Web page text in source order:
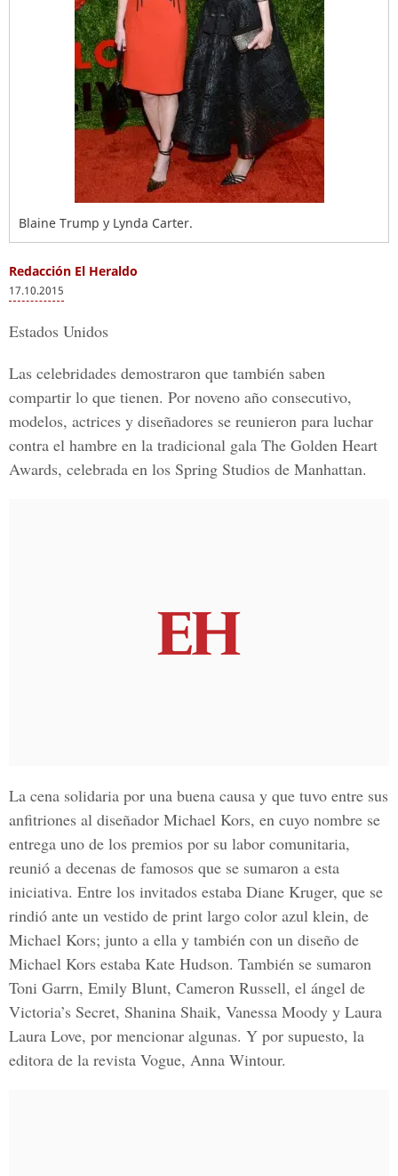
Blaine Trump y Lynda Carter.
Redacción El Heraldo
17.10.2015
Estados Unidos
Las celebridades demostraron que también saben
compartir lo que tienen. Por noveno año consecutivo,
modelos, actrices y diseñadores se reunieron para luchar
contra el hambre en la tradicional gala The Golden Heart
Awards, celebrada en los Spring Studios de Manhattan.
La cena solidaria por una buena causa y que tuvo entre sus
anfitriones al diseñador Michael Kors, en cuyo nombre se
entrega uno de los premios por su labor comunitaria,
reunió a decenas de famosos que se sumaron a esta
iniciativa. Entre los invitados estaba Diane Kruger, que se
rindió ante un vestido de print largo color azul klein, de
Michael Kors; junto a ella y también con un diseño de
Michael Kors estaba Kate Hudson. También se sumaron
Toni Garrn, Emily Blunt, Cameron Russell, el ángel de
Victoria’s Secret, Shanina Shaik, Vanessa Moody y Laura
Laura Love, por mencionar algunas. Y por supuesto, la
editora de la revista Vogue, Anna Wintour.